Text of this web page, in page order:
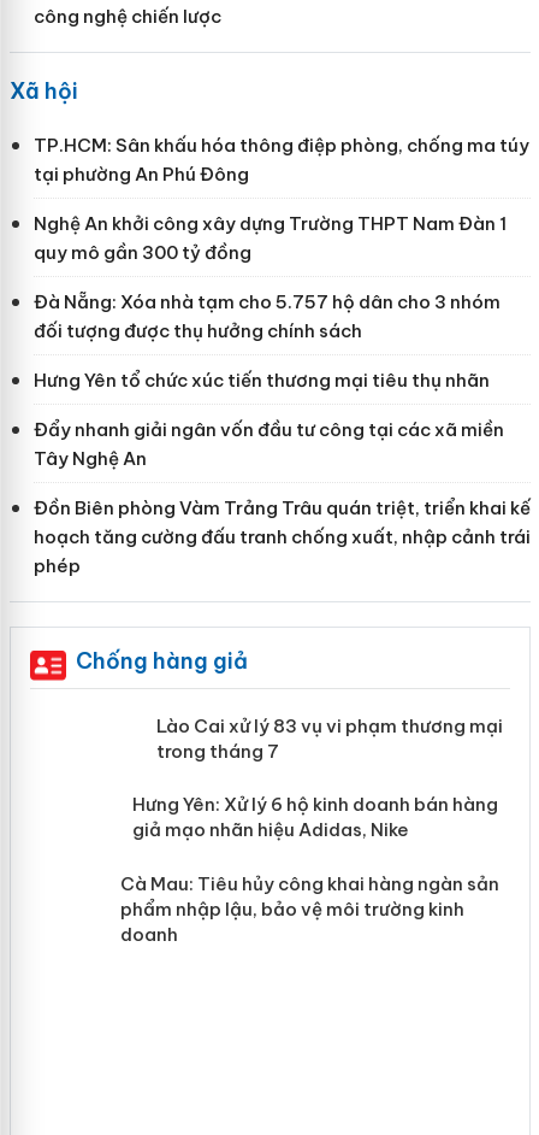
công nghệ chiến lược
Xã hội
TP.HCM: Sân khấu hóa thông điệp phòng, chống ma túy
tại phường An Phú Đông
Nghệ An khởi công xây dựng Trường THPT Nam Đàn 1
quy mô gần 300 tỷ đồng
Đà Nẵng: Xóa nhà tạm cho 5.757 hộ dân cho 3 nhóm
đối tượng được thụ hưởng chính sách
Hưng Yên tổ chức xúc tiến thương mại tiêu thụ nhãn
Đẩy nhanh giải ngân vốn đầu tư công tại các xã miền
Tây Nghệ An
Đồn Biên phòng Vàm Trảng Trâu quán triệt, triển khai kế
hoạch tăng cường đấu tranh chống xuất, nhập cảnh trái
phép
Chống hàng giả
Lào Cai xử lý 83 vụ vi phạm thương
mại trong tháng 7
Hưng Yên: Xử lý 6 hộ kinh doanh bán
hàng giả mạo nhãn hiệu Adidas, Nike